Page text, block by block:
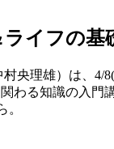
イフの基
央理雄）は、
わる知識の入門
。